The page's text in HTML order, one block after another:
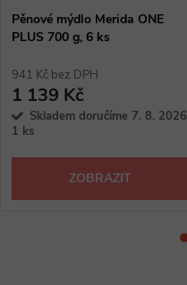
Pěnové mýdlo Merida ONE
PLUS 700 g, 6 ks
941 Kč bez DPH
1 139 Kč
Skladem doručíme 7. 8. 2026
1 ks
ZOBRAZIT